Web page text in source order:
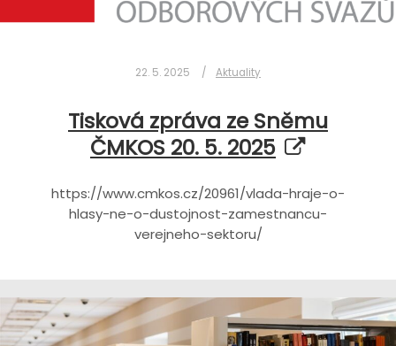
22. 5. 2025 Aktuality
Tisková zpráva ze Sněmu
ČMKOS 20. 5. 2025
https://www.cmkos.cz/20961/vlada-hraje-o-
hlasy-ne-o-dustojnost-zamestnancu-
verejneho-sektoru/